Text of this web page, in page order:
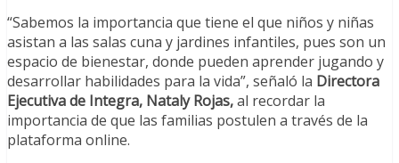
“Sabemos la importancia que tiene el que niños y niñas
asistan a las salas cuna y jardines infantiles, pues son un
espacio de bienestar, donde pueden aprender jugando y
desarrollar habilidades para la vida”, señaló la Directora
Ejecutiva de Integra, Nataly Rojas,al recordar la
importancia de que las familias postulen a través de la
plataforma online.